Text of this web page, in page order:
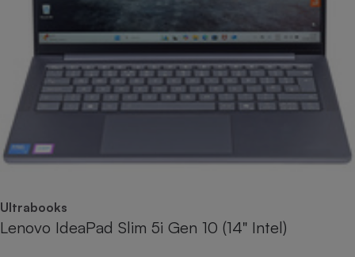
Ultrabooks
Lenovo IdeaPad Slim 5i Gen 10 (14" Intel)